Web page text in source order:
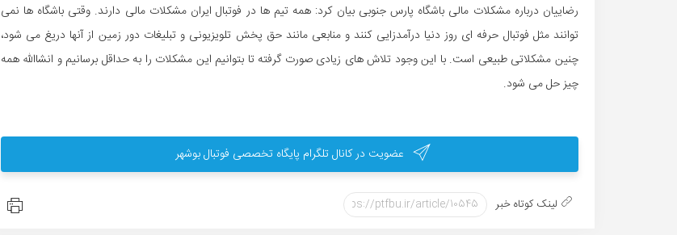
رضاییان درباره مشکلات مالی باشگاه پارس جنوبی بیان کرد: همه تیم ها در فوتبال ایران مشکلات مالی دارند. وقتی باشگاه ها نمی
توانند مثل فوتبال حرفه ای روز دنیا درآمدزایی کنند و منابعی مانند حق پخش تلویزیونی و تبلیغات دور زمین از آنها دریغ می شود،
چنین مشکلاتی طبیعی است. با این وجود تلاش های زیادی صورت گرفته تا بتوانیم این مشکلات را به حداقل برسانیم و انشاالله همه
چیز حل می شود.
عضویت در کانال تلگرام پایگاه تخصصی فوتبال بوشهر
لینک کوتاه خبر